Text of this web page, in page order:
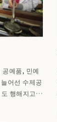
공예품, 민예
어선 수제공
행해지고
떼면서 오